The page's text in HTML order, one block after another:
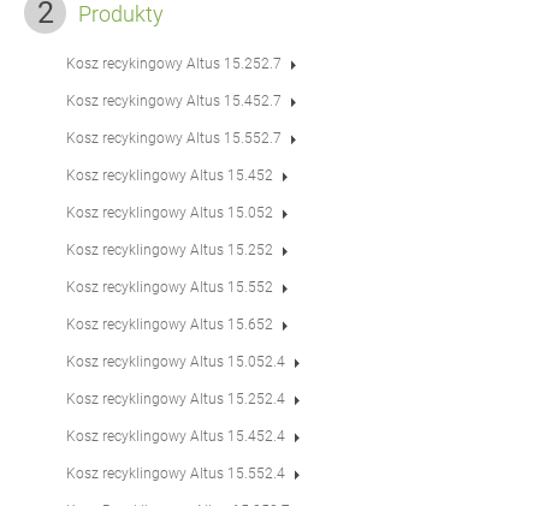
Produkty
Kosz recykingowy Altus 15.252.7
Kosz recykingowy Altus 15.452.7
Kosz recykingowy Altus 15.552.7
Kosz recyklingowy Altus 15.452
Kosz recyklingowy Altus 15.052
Kosz recyklingowy Altus 15.252
Kosz recyklingowy Altus 15.552
Kosz recyklingowy Altus 15.652
Kosz recyklingowy Altus 15.052.4
Kosz recyklingowy Altus 15.252.4
Kosz recyklingowy Altus 15.452.4
Kosz recyklingowy Altus 15.552.4